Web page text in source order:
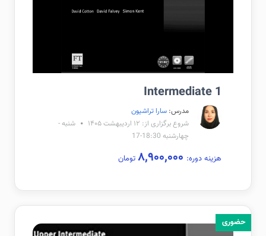
Intermediate 1
مدرس: سارا تراشیون
شروع برگزاری از: ۱۲ اردیبهشت ۱۴۰۵
شنبه -
چهارشنبه 18:30-17
هزینه دوره: تومان
حضوری